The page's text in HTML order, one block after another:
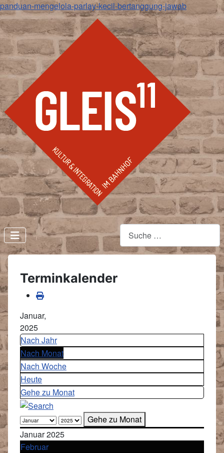
panduan-mengelola-parlay-kecil-bertanggung-jawab
Terminkalender
Januar,
2025
Nach Jahr
Nach Monat
Nach Woche
Heute
Gehe zu Monat
Gehe zu Monat
Januar 2025
Februar